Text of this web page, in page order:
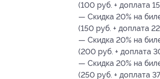
(100 руб. + доплата
— Скидка 20% на
(150 руб. + доплата
— Скидка 20% на
(200 руб. + доплата
— Скидка 20% на
(250 руб. + доплата